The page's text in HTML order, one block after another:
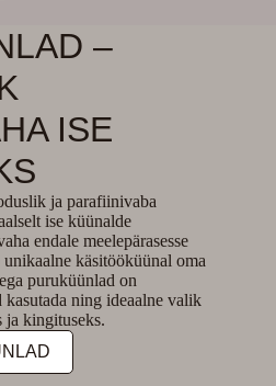
–
ISE
ja parafiinivaba
ise küünalde
endale meelepärasesse
unikaalne käsitööküünal oma
puruküünlad on
ning ideaalne valik
ja kingituseks.